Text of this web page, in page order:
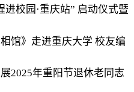
进校园·重庆站” 启动仪式暨
馆》走进重庆大学 校友编
2025年重阳节退休老同志